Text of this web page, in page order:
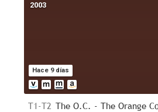
Hace 9 días
2003
T1-T2 The O.C. - The Orange